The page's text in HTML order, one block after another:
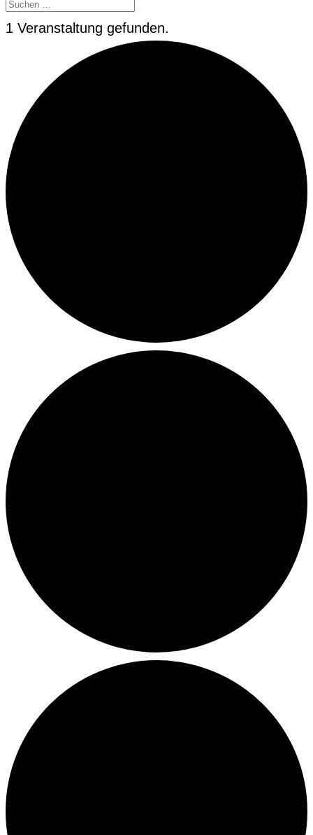
1 Veranstaltung gefunden.